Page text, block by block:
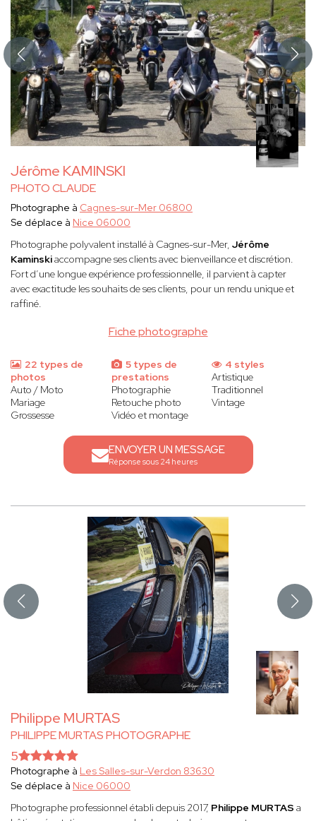
Jérôme KAMINSKI
PHOTO CLAUDE
Fiche photographe
Photographe à Cagnes-sur-Mer 06800
Se déplace à Nice 06000
Photographe polyvalent installé à Cagnes-sur-Mer, Jérôme
Kaminskiaccompagne ses clients avec bienveillance et discrétion.
Fort d’une longue expérience professionnelle, il parvient à capter
avec exactitude les souhaits de ses clients, pour un rendu unique et
raffiné.
22 types de
photos
Auto / Moto
Mariage
Grossesse
5 types de
prestations
Photographie
Retouche photo
Vidéo et montage
4 styles
Artistique
Traditionnel
Vintage
ENVOYER UN MESSAGE
Réponse sous 24 heures
Philippe MURTAS
PHILIPPE MURTAS PHOTOGRAPHE
5
Photographe à Les Salles-sur-Verdon 83630
Se déplace à Nice 06000
Photographe professionnel établi depuis 2017, Philippe MURTAS a